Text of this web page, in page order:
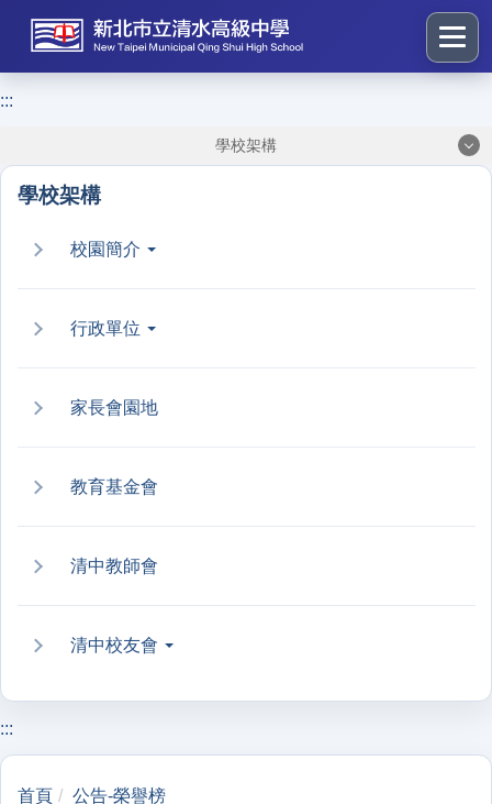
到
塊
:::
學校架構
學校架構
校園簡介
行政單位
家長會園地
教育基金會
清中教師會
清中校友會
:::
首頁 公告-榮譽榜